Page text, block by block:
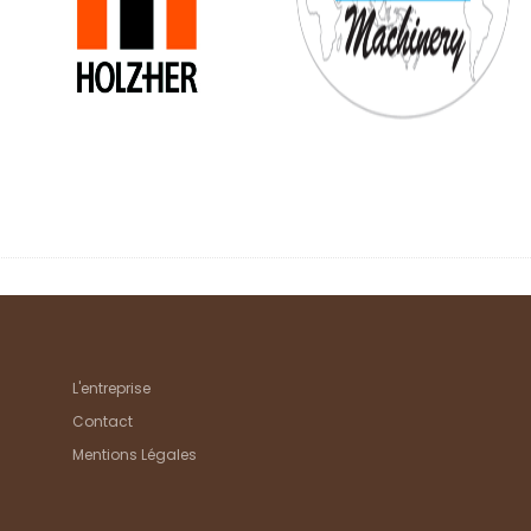
L'entreprise
Contact
Mentions Légales